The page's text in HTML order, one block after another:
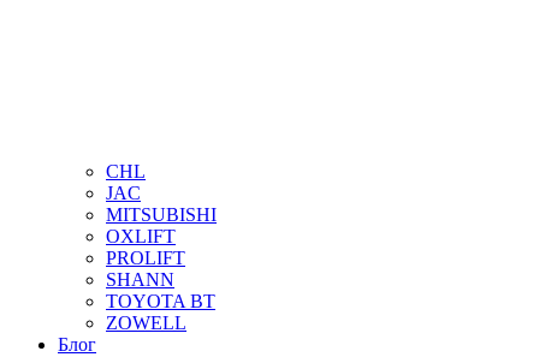
CHL
JAC
MITSUBISHI
OXLIFT
PROLIFT
SHANN
TOYOTA BT
ZOWELL
Блог